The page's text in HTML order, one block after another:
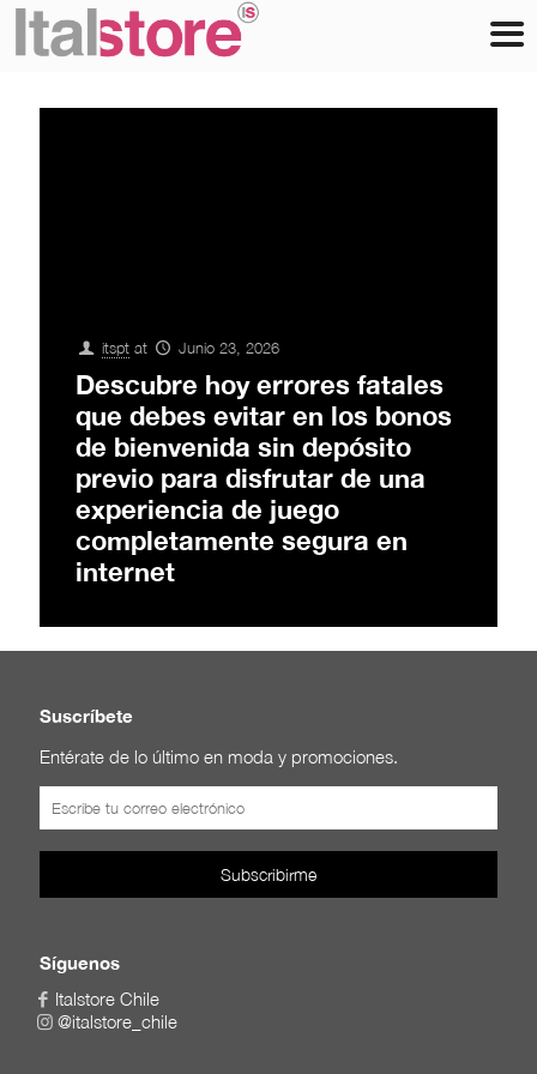
itspt at Junio 23, 2026
Descubre hoy errores fatales
que debes evitar en los bonos
de bienvenida sin depósito
previo para disfrutar de una
experiencia de juego
completamente segura en
internet
Suscríbete
Entérate de lo último en moda y promociones.
Síguenos
Italstore Chile
@italstore_chile